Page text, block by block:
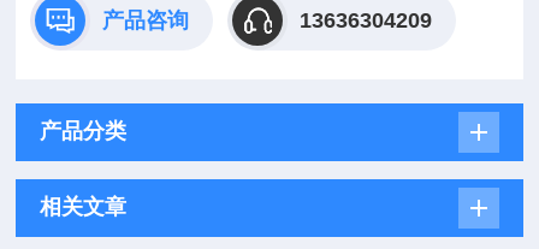
产品咨询 13636304209
产品分类
相关文章